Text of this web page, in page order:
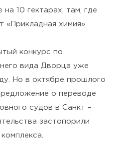
на 10 гектарах, там, где
«Прикладная химия».
конкурс по
вида Дворца уже
Но в октябре прошлого
о переводе
судов в Санкт –
застопорили